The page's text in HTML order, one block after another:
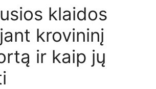
klaidos
krovininį
ir kaip jų